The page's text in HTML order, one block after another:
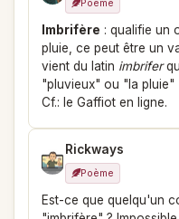
Poème
Imbrifère : qualifie un
pluie, ce peut être un
vient du latin imbrifer
"pluvieux" ou "la pluie"
Cf.: le Gaffiot en ligne.
Rickways
Poème
Est-ce que quelqu'un